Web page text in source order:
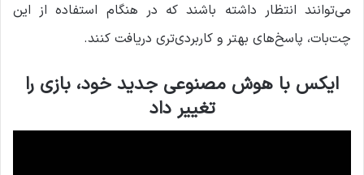
می‌توانند انتظار داشته باشند که در هنگام استفاده از این
چت‌بات، پاسخ‌های بهتر و کاربردی‌تری دریافت کنند.
ایکس با هوش مصنوعی جدید خود، بازی را
تغییر داد